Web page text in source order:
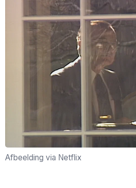
Afbeelding via Netflix